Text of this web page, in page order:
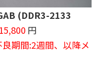
(DDR3-2133
15,800 円
期間:2週間、以降メ